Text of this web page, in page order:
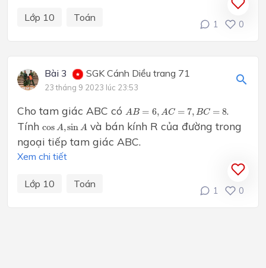
Lớp 10 Toán
1 0
Bài 3 SGK Cánh Diều trang 71
23 tháng 9 2023 lúc 23:53
Cho tam giác ABC có AB = 6, AC = 7, BC = 8
A B= ,A C=7 C =8
.
Tính cos A,sin A
cos A sin A và bán kính R của đường trong
ngoại tiếp tam giác ABC.
Xem chi tiết
Lớp 10 Toán
1 0